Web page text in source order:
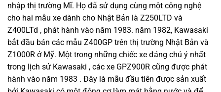
nhập thị trường Mĩ. Họ đã sử dụng cùng một công nghệ
cho hai mẫu xe dành cho Nhật Bản là Z250LTD và
Z400LTd , phát hành vào năm 1983. năm 1982, Kawasaki
bắt đầu bán các mẫu Z400GP trên thị trường Nhật Bản và
Z1000R ở Mỹ. Một trong những chiếc xe đáng chú ý nhất
trong lịch sử Kawasaki , các xe GPZ900R cũng được phát
hành vào năm 1983 . Đây là mẫu đầu tiên được sản xuất